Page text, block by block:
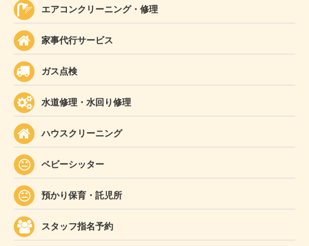
エアコンクリーニング・修理
家事代行サービス
ガス点検
水道修理・水回り修理
ハウスクリーニング
ベビーシッター
預かり保育・託児所
スタッフ指名予約